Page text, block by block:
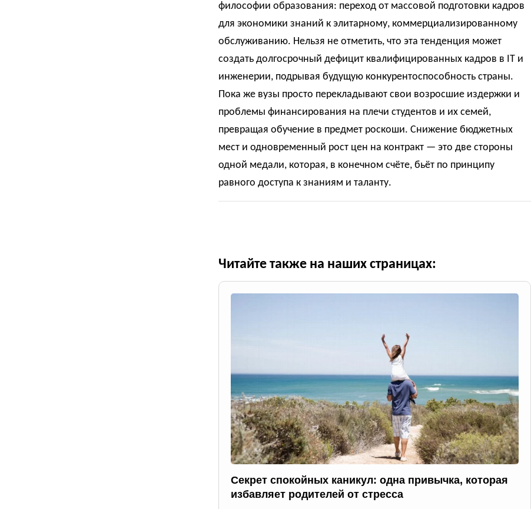
философии образования: переход от массовой подготовки кадров
для экономики знаний к элитарному, коммерциализированному
обслуживанию. Нельзя не отметить, что эта тенденция может
создать долгосрочный дефицит квалифицированных кадров в IT и
инженерии, подрывая будущую конкурентоспособность страны.
Пока же вузы просто перекладывают свои возросшие издержки и
проблемы финансирования на плечи студентов и их семей,
превращая обучение в предмет роскоши. Снижение бюджетных
мест и одновременный рост цен на контракт — это две стороны
одной медали, которая, в конечном счёте, бьёт по принципу
равного доступа к знаниям и таланту.
Читайте также на наших страницах:
Секрет спокойных каникул: одна привычка, которая
избавляет родителей от стресса